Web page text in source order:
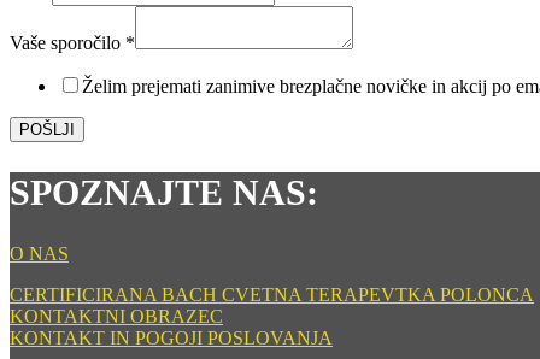
email
Vaše sporočilo *
Želim prejemati zanimive brezplačne novičke in akcij po
POŠLJI
SPOZNAJTE NAS:
O NAS
CERTIFICIRANA BACH CVETNA TERAPEVTKA POLONCA
KONTAKTNI OBRAZEC
KONTAKT IN POGOJI POSLOVANJA